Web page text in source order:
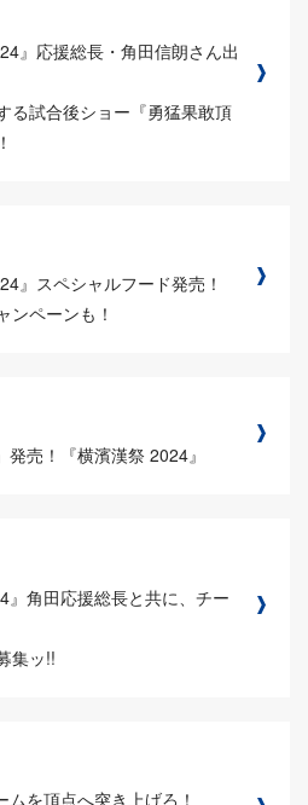
』応援総長・角田信朗さん出
る試合後ショー『勇猛果敢頂
』スペシャルフード発売！
ンペーンも！
発売！『横濱漢祭 2024』
』角田応援総長と共に、チー
集ッ!!
ムを頂点へ突き上げろ！